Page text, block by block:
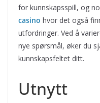
for kunnskapsspill, og
casino hvor det også
utfordringer. Ved å
nye spørsmål, øker du
kunnskapsfeltet ditt.
Utnytt